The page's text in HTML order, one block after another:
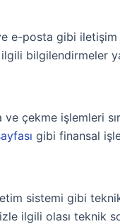
e-posta gibi
ilgili bilgilendirmeler
ve çekme işlemleri
gibi finansal
sistemi gibi
ilgili olası teknik